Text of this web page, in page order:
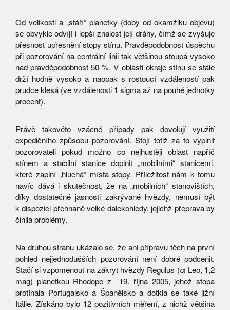
Od velikosti a „stáří“ planetky (doby od okamžiku objevu)
se obvykle odvíjí i lepší znalost její dráhy, čímž se zvyšuje
přesnost upřesnění stopy stínu. Pravděpodobnost úspěchu
při pozorování na centrální linii tak většinou stoupá vysoko
nad pravděpodobnost 50 %. V oblasti okraje stínu se stále
drží hodně vysoko a naopak s rostoucí vzdáleností pak
prudce klesá (ve vzdálenosti 1 sigma až na pouhé jednotky
procent).
Právě takovéto vzácné případy pak dovolují využití
expedičního způsobu pozorování. Stojí totiž za to vyplnit
pozorovateli pokud možno co nejhustěji oblast napříč
stínem a stabilní stanice doplnit „mobilními“ stanicemi,
které zaplní „hluchá“ místa stopy. Příležitost nám k tomu
navíc dává i skutečnost, že na „mobilních“ stanovištích,
díky dostatečné jasnosti zakrývané hvězdy, nemusí být
k dispozici přehnaně velké dalekohledy, jejichž přeprava by
činila problémy.
Na druhou stranu ukázalo se, že ani přípravu těch na první
pohled nejjednodušších pozorování není dobré podcenit.
Stačí si vzpomenout na zákryt hvězdy Regulus (α Leo, 1,2
mag) planetkou Rhodope z 19. října 2005, jehož stopa
protínala Portugalsko a Španělsko a dotkla se také jižní
Itálie. Získáno bylo 12 pozitivních měření, z nichž většina